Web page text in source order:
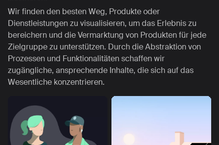
Wir finden den besten Weg, Produkte oder
Dienstleistungen zu visualisieren, um das Erlebnis zu
bereichern und die Vermarktung von Produkten für jede
Zielgruppe zu unterstützen. Durch die Abstraktion von
Prozessen und Funktionalitäten schaffen wir
zugängliche, ansprechende Inhalte, die sich auf das
Wesentliche konzentrieren.